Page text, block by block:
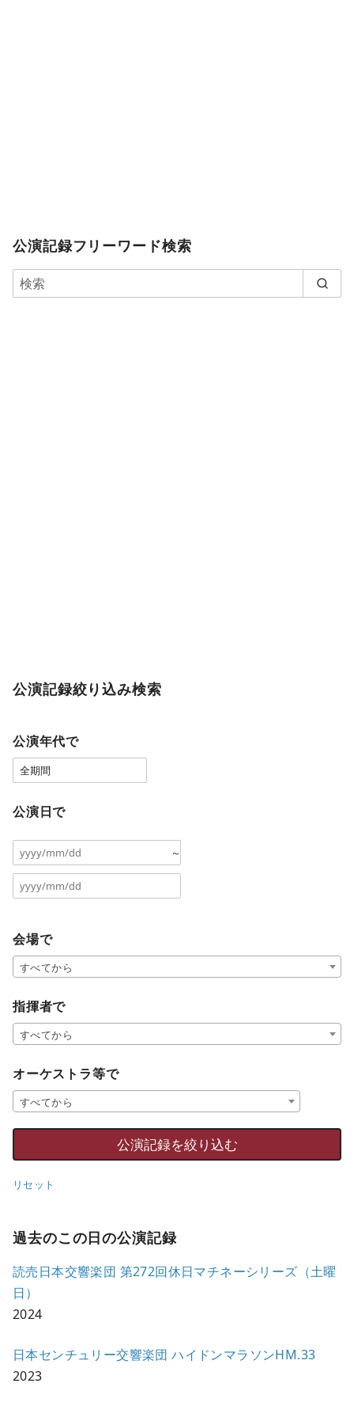
公演記録フリーワード検索
公演記録絞り込み検索
公演年代で
公演日で
～
会場で
すべてから
指揮者で
すべてから
オーケストラ等で
すべてから
リセット
過去のこの日の公演記録
読売日本交響楽団 第272回休日マチネーシリーズ（土曜
日）
2024
日本センチュリー交響楽団 ハイドンマラソンHM.33
2023